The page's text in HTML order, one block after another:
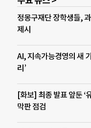
정몽구재단 장학생들,
제시
AI, 지속가능경영의 새
리’
[화보] 최종 발표 앞둔 ‘
막판 점검